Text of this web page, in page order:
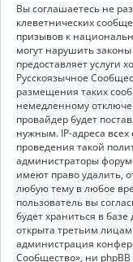
Вы соглашаетесь не
клеветнических
призывов к
могут нарушить
предоставляет услуги
Русскоязычное
размещения таких
немедленному
провайдер будет
нужным. IP-адреса
проведения такой
администраторы
имеют право удалить,
любую тему в любое
пользователь вы
будет храниться в
открыта третьим
администрация
Сообщество», ни